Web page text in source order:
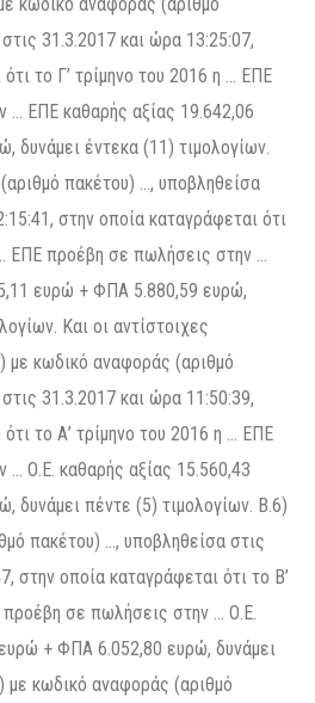
κωδικό αναφοράς (αριθμό
31.3.2017 και ώρα 13:25:07,
το Γ’ τρίμηνο του 2016 η … ΕΠΕ
… ΕΠΕ καθαρής αξίας 19.642,06
έντεκα (11) τιμολογίων.
πακέτου) …, υποβληθείσα
στην οποία καταγράφεται ότι
ΕΠΕ προέβη σε πωλήσεις στην …
ευρώ + ΦΠΑ 5.880,59 ευρώ,
Και οι αντίστοιχες
κωδικό αναφοράς (αριθμό
31.3.2017 και ώρα 11:50:39,
το Α’ τρίμηνο του 2016 η … ΕΠΕ
Ο.Ε. καθαρής αξίας 15.560,43
πέντε (5) τιμολογίων. Β.6)
πακέτου) …, υποβληθείσα στις
στην οποία καταγράφεται ότι το Β’
σε πωλήσεις στην … Ο.Ε.
+ ΦΠΑ 6.052,80 ευρώ, δυνάμει
με κωδικό αναφοράς (αριθμό